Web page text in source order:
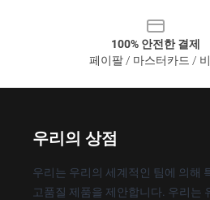
100% 안전한 결제
페이팔 / 마스터카드 /
우리의 상점
우리는 우리의 세계적인 팀에 의해
고품질 제품을 제안합니다. 우리는